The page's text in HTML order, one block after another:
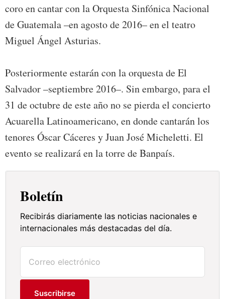
coro en cantar con la Orquesta Sinfónica Nacional
de Guatemala –en agosto de 2016– en el teatro
Miguel Ángel Asturias.
Posteriormente estarán con la orquesta de El
Salvador –septiembre 2016–. Sin embargo, para el
31 de octubre de este año no se pierda el concierto
Acuarella Latinoamericano, en donde cantarán los
tenores Óscar Cáceres y Juan José Micheletti. El
evento se realizará en la torre de Banpaís.
Boletín
Recibirás diariamente las noticias nacionales e
internacionales más destacadas del día.
Suscribirse